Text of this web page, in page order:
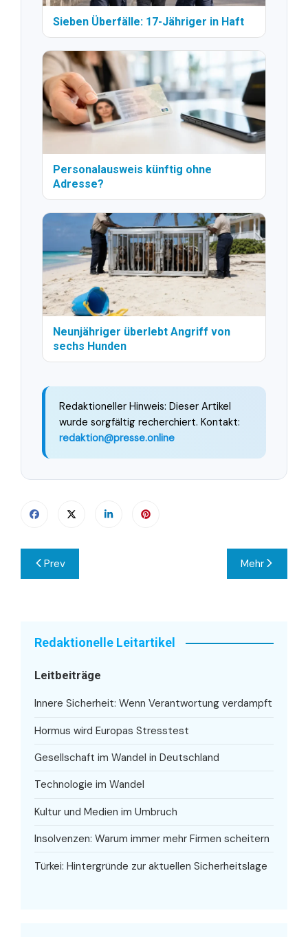
Sieben Überfälle: 17-Jähriger in Haft
Personalausweis künftig ohne
Adresse?
Neunjähriger überlebt Angriff von
sechs Hunden
Redaktioneller Hinweis: Dieser Artikel
wurde sorgfältig recherchiert. Kontakt:
redaktion@presse.online
Beitragsnavigation
Prev Mehr
Redaktionelle Leitartikel
Leitbeiträge
Innere Sicherheit: Wenn Verantwortung verdampft
Hormus wird Europas Stresstest
Gesellschaft im Wandel in Deutschland
Technologie im Wandel
Kultur und Medien im Umbruch
Insolvenzen: Warum immer mehr Firmen scheitern
Türkei: Hintergründe zur aktuellen Sicherheitslage